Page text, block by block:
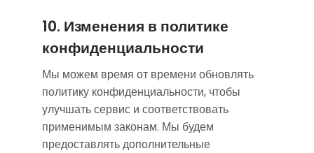
10. Изменения в политике
конфиденциальности
Мы можем время от времени обновлять
политику конфиденциальности, чтобы
улучшать сервис и соответствовать
применимым законам. Мы будем
предоставлять дополнительные